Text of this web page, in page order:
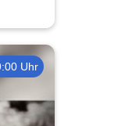
Uhr